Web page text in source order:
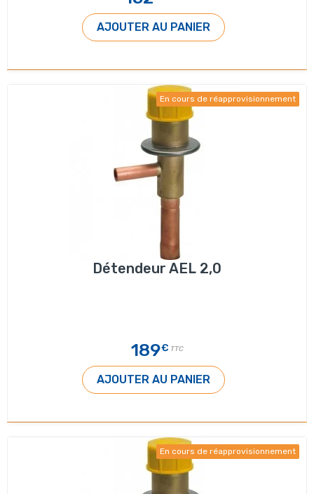
AJOUTER AU PANIER
En cours de réapprovisionnement
Détendeur AEL 2,0
189€ TTC
AJOUTER AU PANIER
En cours de réapprovisionnement